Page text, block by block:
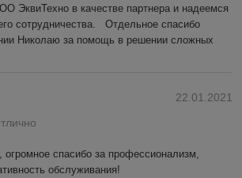
ЭквиТехно в качестве партнера и надеемся
сотрудничества.   Отдельное спасибо
Николаю за помощь в решении сложных
22.01.2021
спасибо за профессионализм,
обслуживания!